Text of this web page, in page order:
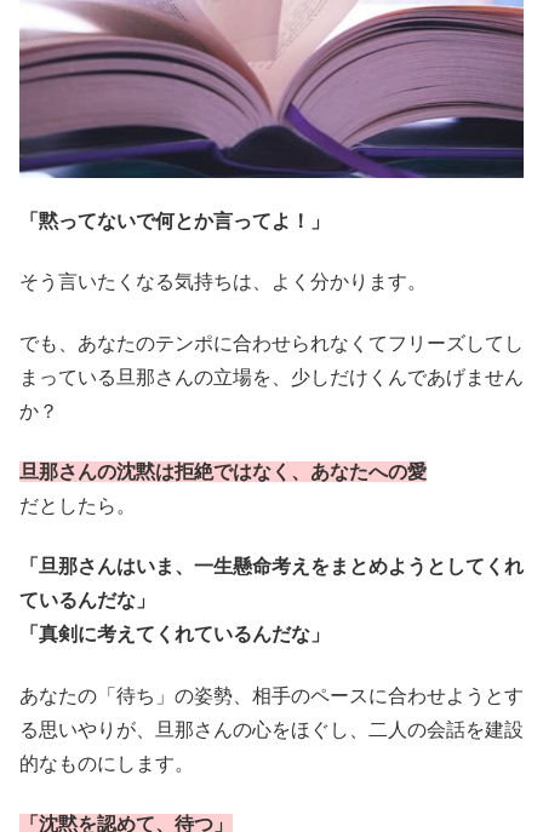
「黙ってないで何とか言ってよ！」
そう言いたくなる気持ちは、よく分かります。
でも、あなたのテンポに合わせられなくてフリーズしてし
まっている旦那さんの立場を、少しだけくんであげません
か？
旦那さんの沈黙は拒絶ではなく、あなたへの愛
だとしたら。
「旦那さんはいま、一生懸命考えをまとめようとしてくれ
ているんだな」
「真剣に考えてくれているんだな」
あなたの「待ち」の姿勢、相手のペースに合わせようとす
る思いやりが、旦那さんの心をほぐし、二人の会話を建設
的なものにします。
「沈黙を認めて、待つ」